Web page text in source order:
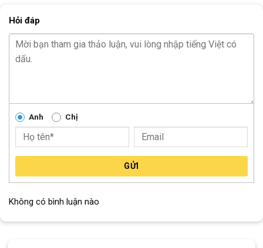
CỐT BÁNH TRƯỚC
CỐT BÁNH SAU Cốt vẹn
Hỏi đáp
Anh Chị
GỬI
Không có bình luận nào